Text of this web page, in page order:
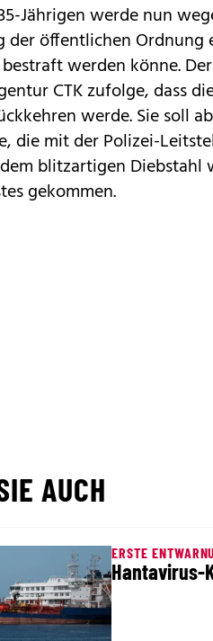
Jährigen werde nun
der öffentlichen
werden könne.
CTK zufolge, dass
werde. Sie soll
die mit der Polizei-
blitzartigen Diebstahl
gekommen.
AUCH
ERSTE
Hantavirus-